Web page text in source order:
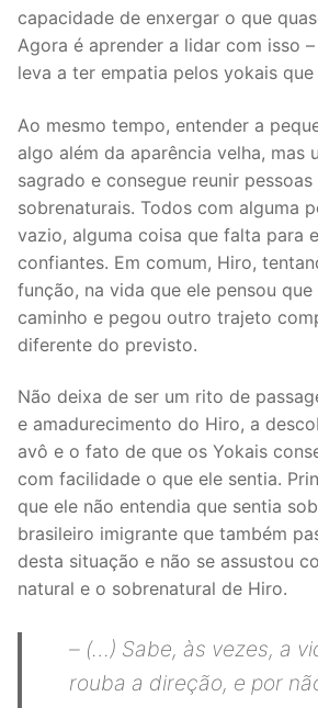
capacidade de enxergar o que
Agora é aprender a lidar com isso
leva a ter empatia pelos yokais
Ao mesmo tempo, entender a
algo além da aparência velha, mas
sagrado e consegue reunir pessoas
sobrenaturais. Todos com alguma
vazio, alguma coisa que falta para
confiantes. Em comum, Hiro,
função, na vida que ele pensou
caminho e pegou outro trajeto
diferente do previsto.
Não deixa de ser um rito de
e amadurecimento do Hiro, a
avô e o fato de que os Yokais
com facilidade o que ele sentia.
que ele não entendia que sentia
brasileiro imigrante que também
desta situação e não se assustou
natural e o sobrenatural de Hiro.
– (…) Sabe, às vezes, a
rouba a direção, e por